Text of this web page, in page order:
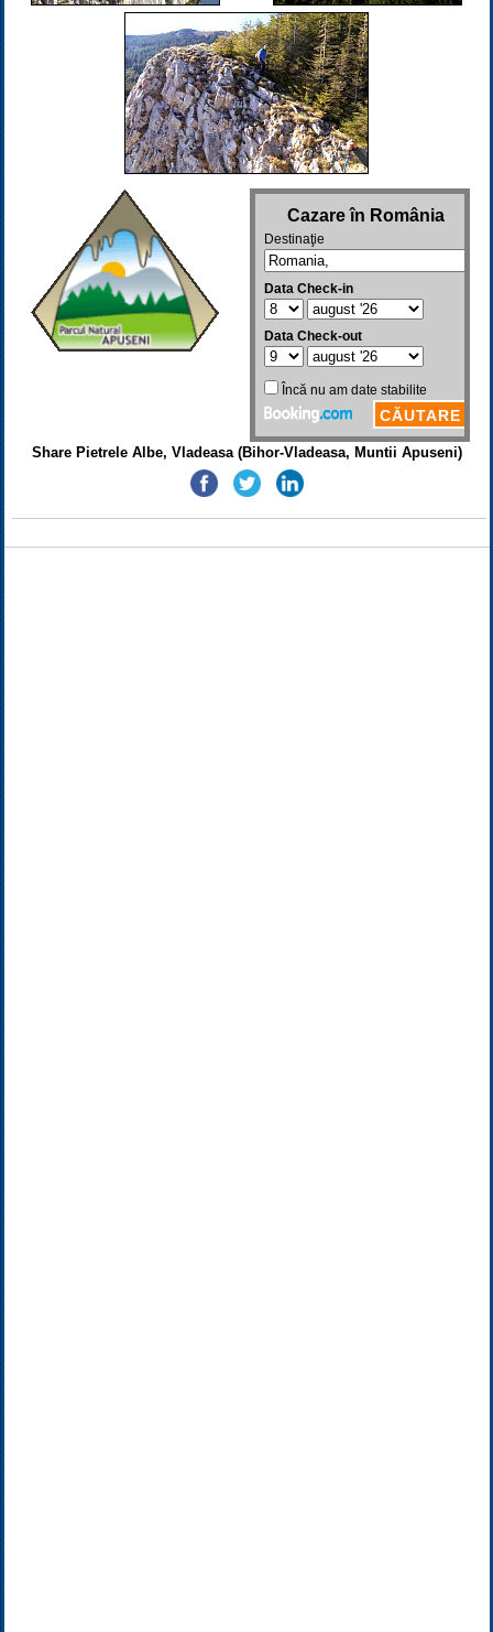
Share Pietrele Albe, Vladeasa (Bihor-Vladeasa, Muntii Apuseni)